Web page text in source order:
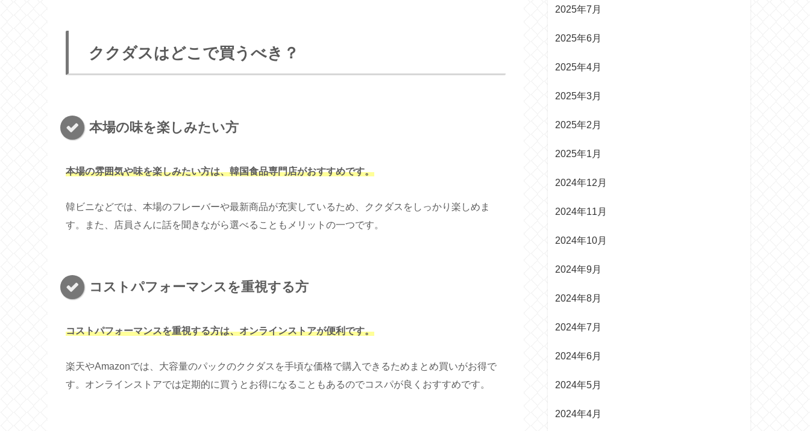
ククダスはどこで買うべき？
本場の味を楽しみたい方
本場の雰囲気や味を楽しみたい方は、韓国食品専門店がおすすめです。
韓ビニなどでは、本場のフレーバーや最新商品が充実しているため、ククダスをしっかり楽しめま
す。また、店員さんに話を聞きながら選べることもメリットの一つです。
コストパフォーマンスを重視する方
コストパフォーマンスを重視する方は、オンラインストアが便利です。
楽天やAmazonでは、大容量のパックのククダスを手頃な価格で購入できるためまとめ買いがお得で
す。オンラインストアでは定期的に買うとお得になることもあるのでコスパが良くおすすめです。
2025年7月
2025年6月
2025年4月
2025年3月
2025年2月
2025年1月
2024年12月
2024年11月
2024年10月
2024年9月
2024年8月
2024年7月
2024年6月
2024年5月
2024年4月